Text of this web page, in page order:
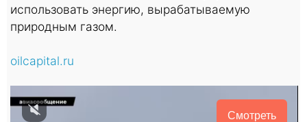
использовать энергию, вырабатываемую
природным газом.
oilcapital.ru
Смотреть